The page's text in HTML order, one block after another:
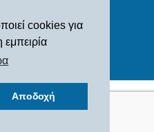
cookies για
ΑποδοχήΒ. Κουγέας 2026